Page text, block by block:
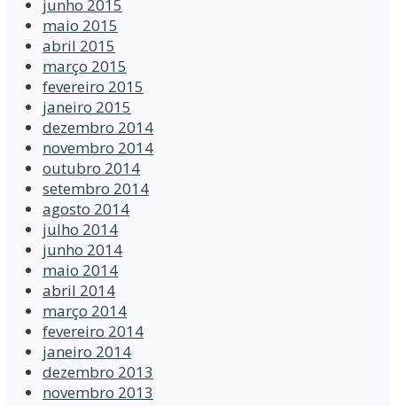
junho 2015
maio 2015
abril 2015
março 2015
fevereiro 2015
janeiro 2015
dezembro 2014
novembro 2014
outubro 2014
setembro 2014
agosto 2014
julho 2014
junho 2014
maio 2014
abril 2014
março 2014
fevereiro 2014
janeiro 2014
dezembro 2013
novembro 2013